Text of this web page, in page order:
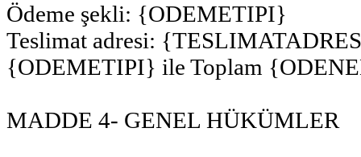
Ödeme şekli: {ODEMETIPI}
Teslimat adresi:
{ODEMETIPI} ile Toplam
MADDE 4- GENEL HÜKÜMLER